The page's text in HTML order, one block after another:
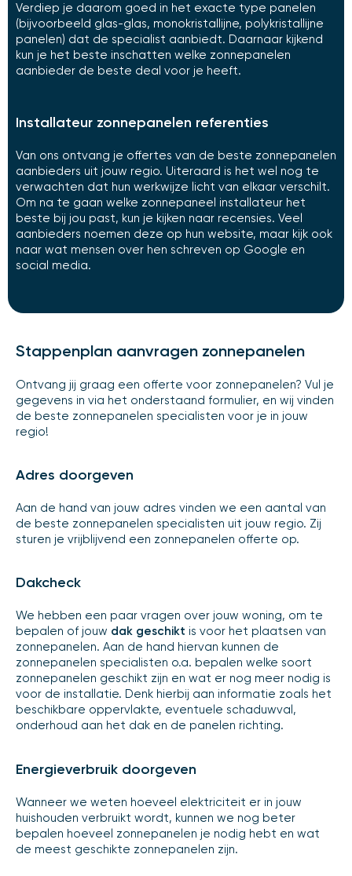
Verdiep je daarom goed in het exacte type panelen
(bijvoorbeeld glas-glas, monokristallijne, polykristallijne
panelen) dat de specialist aanbiedt. Daarnaar kijkend
kun je het beste inschatten welke zonnepanelen
aanbieder de beste deal voor je heeft.
Installateur zonnepanelen referenties
Van ons ontvang je offertes van de beste zonnepanelen
aanbieders uit jouw regio. Uiteraard is het wel nog te
verwachten dat hun werkwijze licht van elkaar verschilt.
Om na te gaan welke zonnepaneel installateur het
beste bij jou past, kun je kijken naar recensies. Veel
aanbieders noemen deze op hun website, maar kijk ook
naar wat mensen over hen schreven op Google en
social media.
Stappenplan aanvragen zonnepanelen
Ontvang jij graag een offerte voor zonnepanelen? Vul je
gegevens in via het onderstaand formulier, en wij vinden
de beste zonnepanelen specialisten voor je in jouw
regio!
Adres doorgeven
Aan de hand van jouw adres vinden we een aantal van
de beste zonnepanelen specialisten uit jouw regio. Zij
sturen je vrijblijvend een zonnepanelen offerte op.
Dakcheck
We hebben een paar vragen over jouw woning, om te
bepalen of jouw dak geschikt is voor het plaatsen van
zonnepanelen. Aan de hand hiervan kunnen de
zonnepanelen specialisten o.a. bepalen welke soort
zonnepanelen geschikt zijn en wat er nog meer nodig is
voor de installatie. Denk hierbij aan informatie zoals het
beschikbare oppervlakte, eventuele schaduwval,
onderhoud aan het dak en de panelen richting.
Energieverbruik doorgeven
Wanneer we weten hoeveel elektriciteit er in jouw
huishouden verbruikt wordt, kunnen we nog beter
bepalen hoeveel zonnepanelen je nodig hebt en wat
de meest geschikte zonnepanelen zijn.